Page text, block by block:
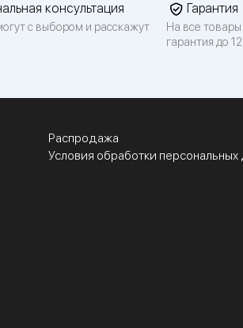
консультация
с выбором и расскажут
Гарантия
На все
гарантия до
Распродажа
Условия обработки персональных